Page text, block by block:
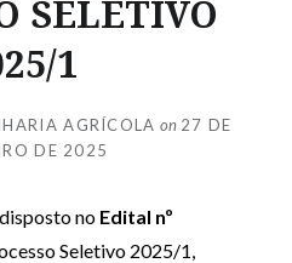
SELETIVO
1
AGRÍCOLA on 27 DE
DE 2025
no Edital nº
Seletivo 2025/1,